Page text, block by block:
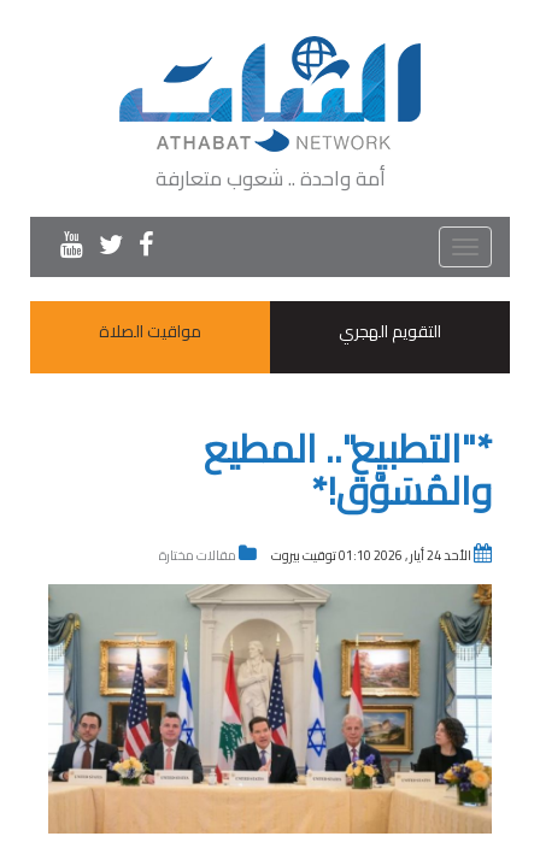
أمة واحدة .. شعوب متعارفة
Toggle
navigation
التقويم الهجري
مواقيت الصلاة
*"التطبيع".. المطيع
والمُسَوَّق!*
الأحد 24 أيار , 2026 01:10 توقيت بيروت مقالات مختارة